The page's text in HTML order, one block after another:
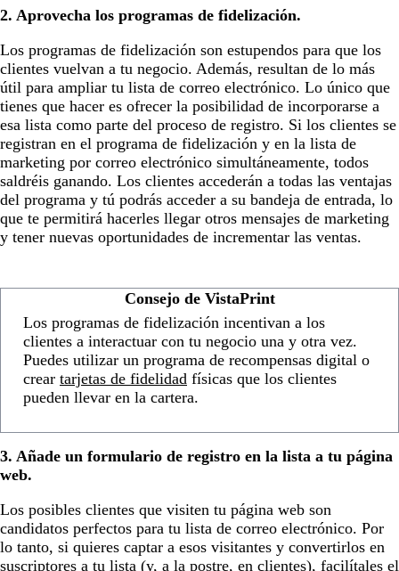
2. Aprovecha los programas de fidelización.
Los programas de fidelización son estupendos para que los
clientes vuelvan a tu negocio. Además, resultan de lo más
útil para ampliar tu lista de correo electrónico. Lo único que
tienes que hacer es ofrecer la posibilidad de incorporarse a
esa lista como parte del proceso de registro. Si los clientes se
registran en el programa de fidelización y en la lista de
marketing por correo electrónico simultáneamente, todos
saldréis ganando. Los clientes accederán a todas las ventajas
del programa y tú podrás acceder a su bandeja de entrada, lo
que te permitirá hacerles llegar otros mensajes de marketing
y tener nuevas oportunidades de incrementar las ventas.
Consejo de VistaPrint
Los programas de fidelización incentivan a los
clientes a interactuar con tu negocio una y otra vez.
Puedes utilizar un programa de recompensas digital o
crear tarjetas de fidelidad físicas que los clientes
pueden llevar en la cartera.
3. Añade un formulario de registro en la lista a tu página
web.
Los posibles clientes que visiten tu página web son
candidatos perfectos para tu lista de correo electrónico. Por
lo tanto, si quieres captar a esos visitantes y convertirlos en
suscriptores a tu lista (y, a la postre, en clientes), facilítales el